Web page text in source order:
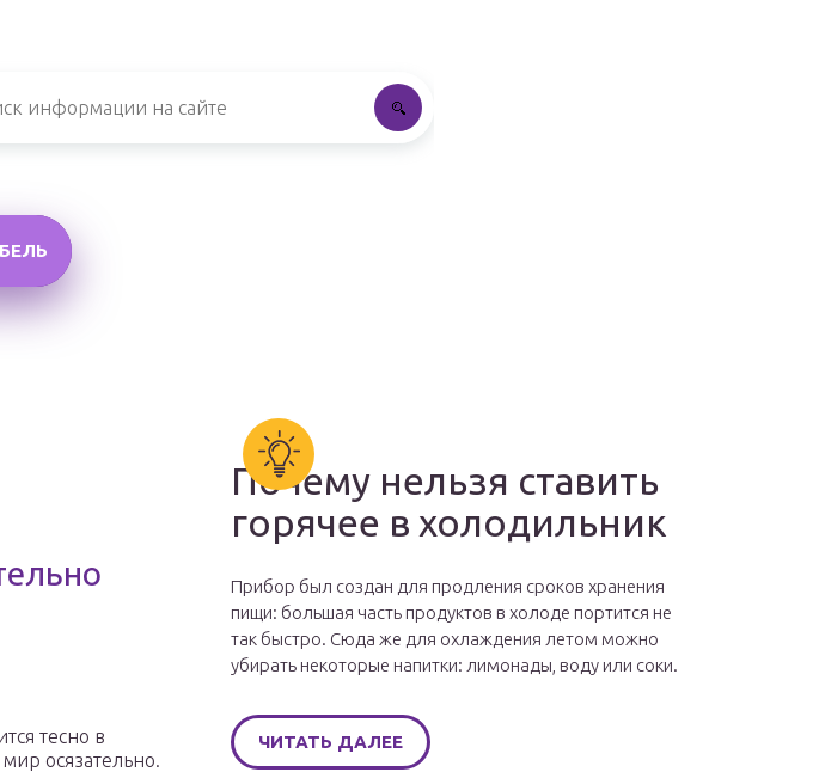
тесно в
осязательно.
Почему нельзя ставить
горячее в холодильник
Прибор был создан для продления сроков хранения
пищи: большая часть продуктов в холоде портится не
так быстро. Сюда же для охлаждения летом можно
убирать некоторые напитки: лимонады, воду или соки.
ЧИТАТЬ ДАЛЕЕ